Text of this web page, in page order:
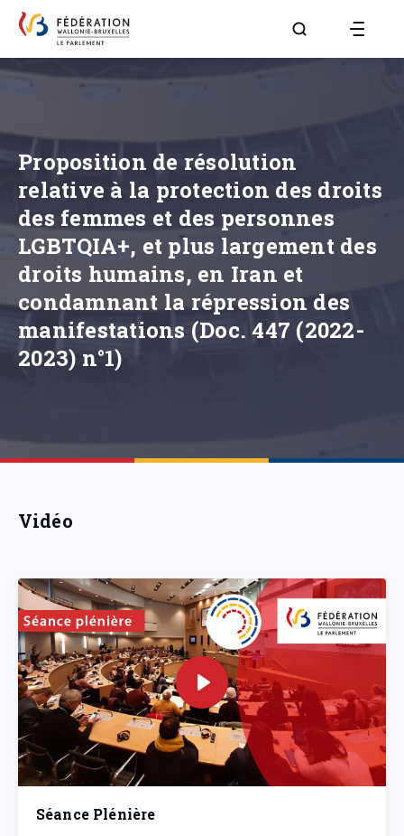
Aller à la page
Proposition de résolution
relative à la protection des droits
des femmes et des personnes
LGBTQIA+, et plus largement des
droits humains, en Iran et
condamnant la répression des
manifestations (Doc. 447 (2022-
2023) n°1)
Vidéo
Séance Plénière